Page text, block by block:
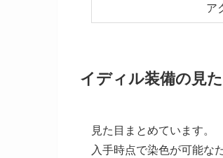
ア
イディル装備の見た
見た目まとめています。
入手時点で染色が可能な